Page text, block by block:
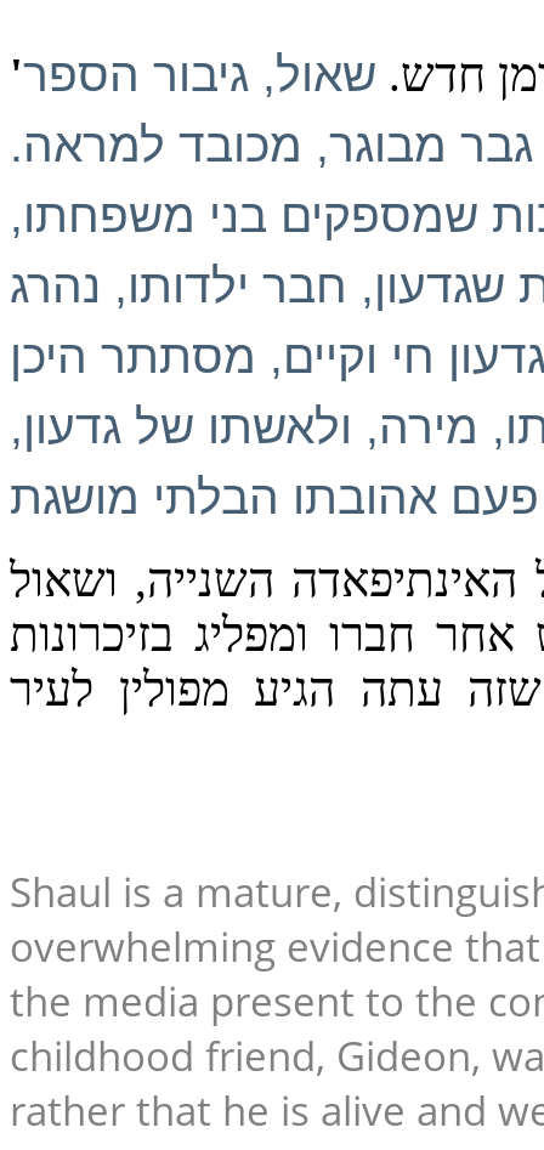
חדש. שאול, גיבור הספר
מבוגר, מכובד למראה.
שמספקים בני משפחתו,
שגדעון, חבר ילדותו, נהרג
חי וקיים, מסתתר היכן
מירה, ולאשתו של גדעון,
השנייה, ושאול
חברו ומפליג בזיכרונות
עתה הגיע מפולין לעיר
Shaul is a mature,
overwhelming evidence
the media present to the
childhood friend, Gideon,
rather that he is alive and